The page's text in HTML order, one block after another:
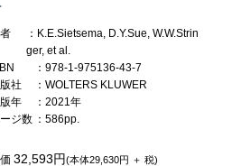
：K.E.Sietsema, D.Y.Sue, W.W.Strin
ger, et al.
：978-1-975136-43-7
社
：WOLTERS KLUWER
年
：2021年
ジ数 ：586pp.
32,593円(本体29,630円 ＋ 税)